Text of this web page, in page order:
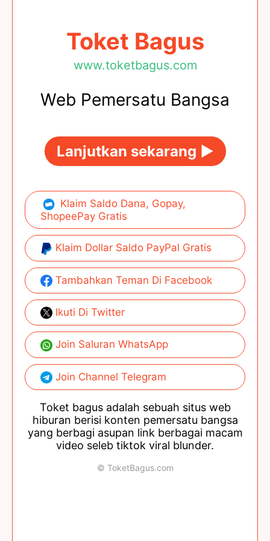
Toket Bagus
www.toketbagus.com
Web Pemersatu Bangsa
Lanjutkan sekarang ►
Klaim Saldo Dana, Gopay,
ShopeePay Gratis
Klaim Dollar Saldo PayPal Gratis
Tambahkan Teman Di Facebook
Ikuti Di Twitter
Join Saluran WhatsApp
Join Channel Telegram
Toket bagus adalah sebuah situs web
hiburan berisi konten pemersatu bangsa
yang berbagi asupan link berbagai macam
video seleb tiktok viral blunder.
© ToketBagus.com